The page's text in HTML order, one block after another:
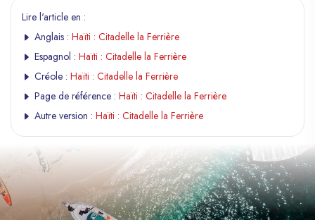
Lire l'article en :
Anglais : Haïti : Citadelle la Ferrière
Espagnol : Haïti : Citadelle la Ferrière
Créole : Haïti : Citadelle la Ferrière
Page de référence : Haïti : Citadelle la Ferrière
Autre version : Haïti : Citadelle la Ferrière